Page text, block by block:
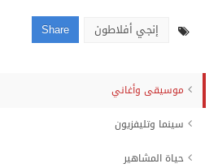
إنجي أفلاطون Share
موسيقى وأغاني
سينما وتليفزيون
حياة المشاهير